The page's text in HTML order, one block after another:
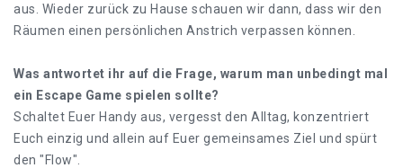
aus. Wieder zurück zu Hause schauen wir dann, dass wir den
Räumen einen persönlichen Anstrich verpassen können.
Was antwortet ihr auf die Frage, warum man unbedingt mal
ein Escape Game spielen sollte?
Schaltet Euer Handy aus, vergesst den Alltag, konzentriert
Euch einzig und allein auf Euer gemeinsames Ziel und spürt
den "Flow".